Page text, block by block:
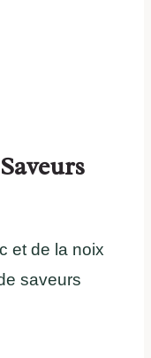
et de la noix
saveurs